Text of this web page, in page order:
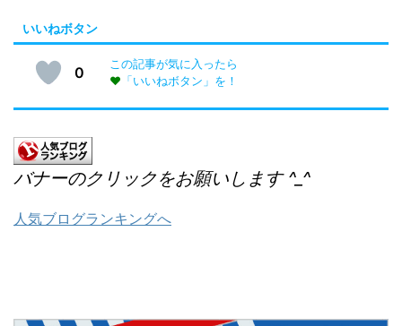
いいねボタン
0
この記事が気に入ったら
♥ 「いいねボタン」を！
バナーのクリックをお願いします ^_^
人気ブログランキングへ